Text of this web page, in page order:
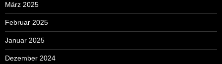
März 2025
Februar 2025
Januar 2025
Dezember 2024